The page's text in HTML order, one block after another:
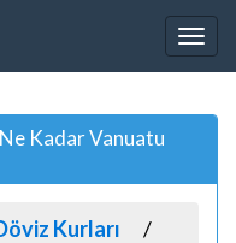
Kadar Vanuatu
Kurları